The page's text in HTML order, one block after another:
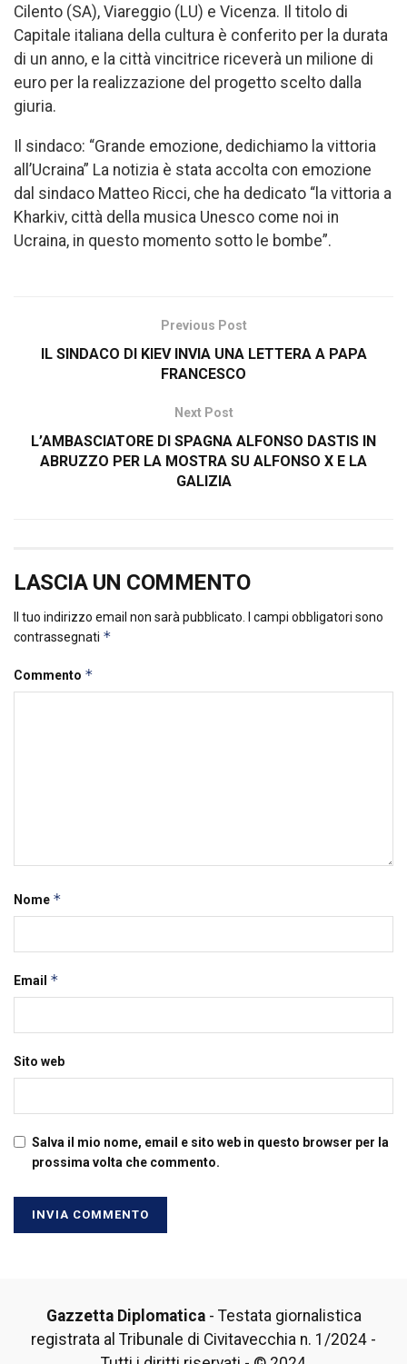
Cilento (SA), Viareggio (LU) e Vicenza. Il titolo di
Capitale italiana della cultura è conferito per la durata
di un anno, e la città vincitrice riceverà un milione di
euro per la realizzazione del progetto scelto dalla
giuria.
Il sindaco: “Grande emozione, dedichiamo la vittoria
all’Ucraina” La notizia è stata accolta con emozione
dal sindaco Matteo Ricci, che ha dedicato “la vittoria a
Kharkiv, città della musica Unesco come noi in
Ucraina, in questo momento sotto le bombe”.
Previous Post
IL SINDACO DI KIEV INVIA UNA LETTERA A PAPA
FRANCESCO
Next Post
L’AMBASCIATORE DI SPAGNA ALFONSO DASTIS IN
ABRUZZO PER LA MOSTRA SU ALFONSO X E LA
GALIZIA
LASCIA UN COMMENTO
Il tuo indirizzo email non sarà pubblicato. I campi obbligatori sono
contrassegnati *
Commento *
Nome *
Email *
Sito web
Salva il mio nome, email e sito web in questo browser per la
prossima volta che commento.
Gazzetta Diplomatica- Testata giornalistica
registrata al Tribunale di Civitavecchia n. 1/2024 -